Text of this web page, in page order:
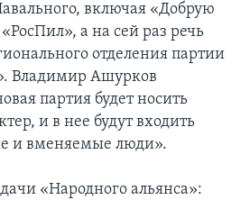
включая «Добрую
а на сей раз речь
отделения партии
Владимир Ашурков
партия будет носить
и в нее будут входить
и вменяемые люди».
«Народного альянса»: